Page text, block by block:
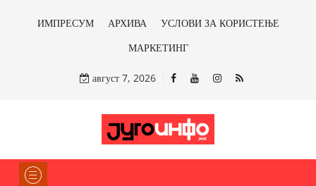
ИМПРЕСУМ АРХИВА
УСЛОВИ ЗА КОРИСТЕЊЕ
МАРКЕТИНГ
август 7, 2026